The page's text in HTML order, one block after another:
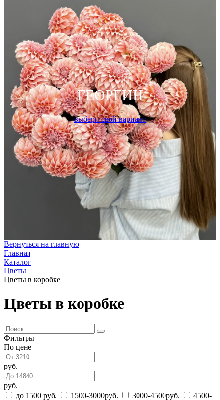
ГЕОРГИН
выбери свой вариант
Вернуться на главную
Главная
Каталог
Цветы
Цветы в коробке
Цветы в коробке
Фильтры
По цене
руб.
руб.
до 1500 руб.
1500-3000руб. 3000-4500руб.
4500-